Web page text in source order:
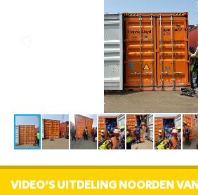
VIDEO'S UITDELING NOORDEN